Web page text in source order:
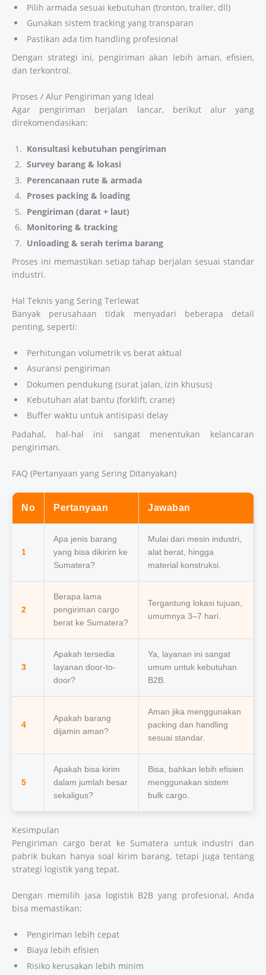
Pilih armada sesuai kebutuhan (tronton, trailer, dll)
Gunakan sistem tracking yang transparan
Pastikan ada tim handling profesional
Dengan strategi ini, pengiriman akan lebih aman, efisien,
dan terkontrol.
Proses / Alur Pengiriman yang Ideal
Agar pengiriman berjalan lancar, berikut alur yang
direkomendasikan:
Konsultasi kebutuhan pengiriman
Survey barang & lokasi
Perencanaan rute & armada
Proses packing & loading
Pengiriman (darat + laut)
Monitoring & tracking
Unloading & serah terima barang
Proses ini memastikan setiap tahap berjalan sesuai standar
industri.
Hal Teknis yang Sering Terlewat
Banyak perusahaan tidak menyadari beberapa detail
penting, seperti:
Perhitungan volumetrik vs berat aktual
Asuransi pengiriman
Dokumen pendukung (surat jalan, izin khusus)
Kebutuhan alat bantu (forklift, crane)
Buffer waktu untuk antisipasi delay
Padahal, hal-hal ini sangat menentukan kelancaran
pengiriman.
FAQ (Pertanyaan yang Sering Ditanyakan)
No Pertanyaan Jawaban
1
Apa jenis barang
yang bisa dikirim ke
Sumatera?
Mulai dari mesin industri,
alat berat, hingga
material konstruksi.
2
Berapa lama
pengiriman cargo
berat ke Sumatera?
Tergantung lokasi tujuan,
umumnya 3–7 hari.
3
Apakah tersedia
layanan door-to-
door?
Ya, layanan ini sangat
umum untuk kebutuhan
B2B.
4
Apakah barang
dijamin aman?
Aman jika menggunakan
packing dan handling
sesuai standar.
5
Apakah bisa kirim
dalam jumlah besar
sekaligus?
Bisa, bahkan lebih efisien
menggunakan sistem
bulk cargo.
Kesimpulan
Pengiriman cargo berat ke Sumatera untuk industri dan
pabrik bukan hanya soal kirim barang, tetapi juga tentang
strategi logistik yang tepat.
Dengan memilih jasa logistik B2B yang profesional, Anda
bisa memastikan:
Pengiriman lebih cepat
Biaya lebih efisien
Risiko kerusakan lebih minim